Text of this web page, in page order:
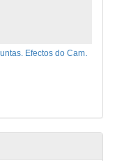
Quenda de preguntas. Efectos do Cambio Climático sobre os ecosistemas terrestres galegos